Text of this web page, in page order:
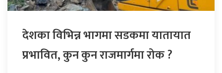
देशका विभिन्न भागमा सडकमा यातायात
प्रभावित, कुन कुन राजमार्गमा रोक ?